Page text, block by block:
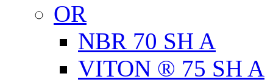
OR
NBR 70 SH A
VITON ® 75 SH A